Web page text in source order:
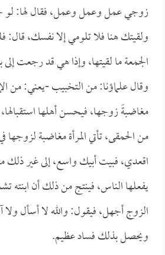
زوجي عمل وعمل وعمل، فقال لها:
ولقيتك هنا فلا تلومي إلا نفسك،
الجمعة ما لقيتها، وإذا هي قد رجعت
وقال علماؤنا: من التخبيب -يعني: من
مغاضبةً زوجها، فيحسن أهلها
من الحمقى، تأتي المرأة مغاضبة لزوجها
اقعدي، فبيت أبيك واسع، إلى غير ذلك
يفعلها الناس، فينتج من ذلك أن ابنته
الزوج أجهل، فيقول: والله لا أسأل
ويحصل بذلك فساد عظيم.